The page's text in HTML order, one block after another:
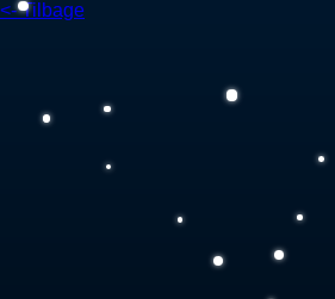
<- Tilbage